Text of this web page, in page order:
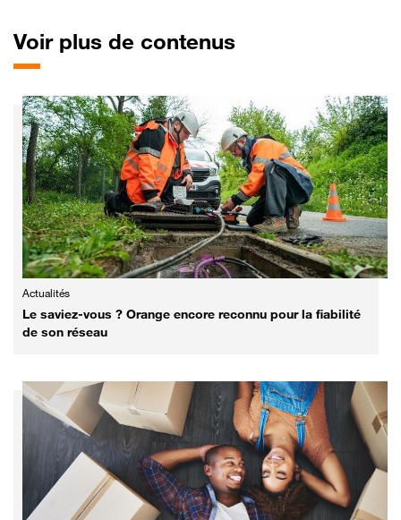
Voir plus de contenus
Actualités
Le saviez-vous ? Orange encore reconnu pour la fiabilité
de son réseau